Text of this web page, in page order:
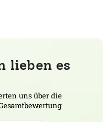
lieben es
uns über die